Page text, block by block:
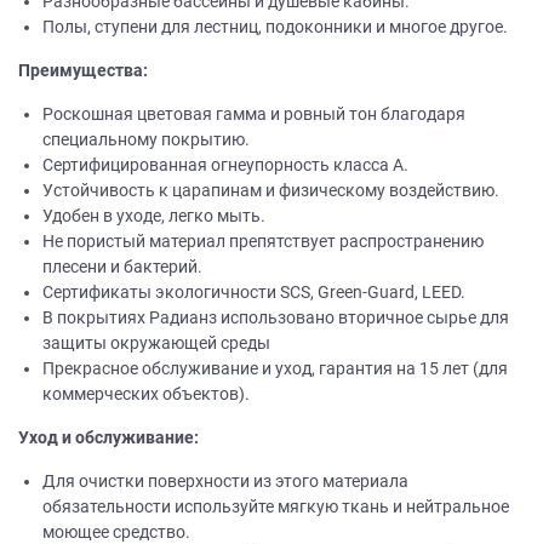
Полы, ступени для лестниц, подоконники и многое другое.
Преимущества:
Роскошная цветовая гамма и ровный тон благодаря
специальному покрытию.
Сертифицированная огнеупорность класса А.
Устойчивость к царапинам и физическому воздействию.
Удобен в уходе, легко мыть.
Не пористый материал препятствует распространению
плесени и бактерий.
Сертификаты экологичности SCS, Green-Guard, LEED.
В покрытиях Радианз использовано вторичное сырье для
защиты окружающей среды
Прекрасное обслуживание и уход, гарантия на 15 лет (для
коммерческих объектов).
Уход и обслуживание:
Для очистки поверхности из этого материала
обязательности используйте мягкую ткань и нейтральное
моющее средство.